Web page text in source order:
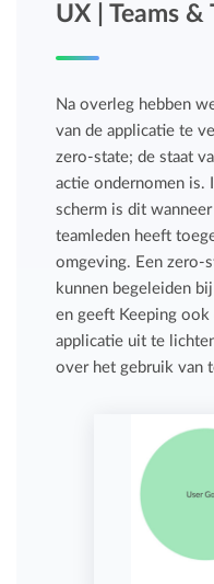
UX | Teams &
Na overleg hebben
van de applicatie te
zero-state; de staat
actie ondernomen is.
scherm is dit
teamleden heeft
omgeving. Een zero-
kunnen begeleiden
en geeft Keeping ook
applicatie uit te
over het gebruik van